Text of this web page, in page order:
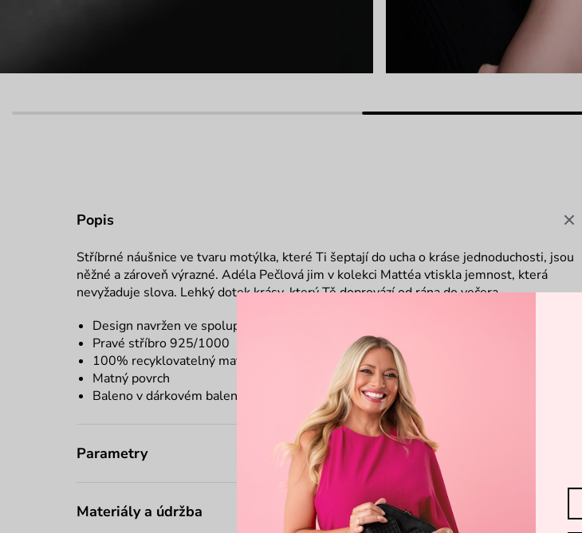
Popis
Stříbrné náušnice ve tvaru motýlka, které Ti šeptají do ucha o kráse jednoduchosti, jsou
něžné a zároveň výrazné. Adéla Pečlová jim v kolekci Mattéa vtiskla jemnost, která
nevyžaduje slova. Lehký dotek krásy, který Tě doprovází od rána do večera.
Design navržen ve spolupráci s Adélou Pečlovou
Pravé stříbro 925/1000
100% recyklovatelný materiál
Matný povrch
Baleno v dárkovém balení
Parametry
Materiály a údržba